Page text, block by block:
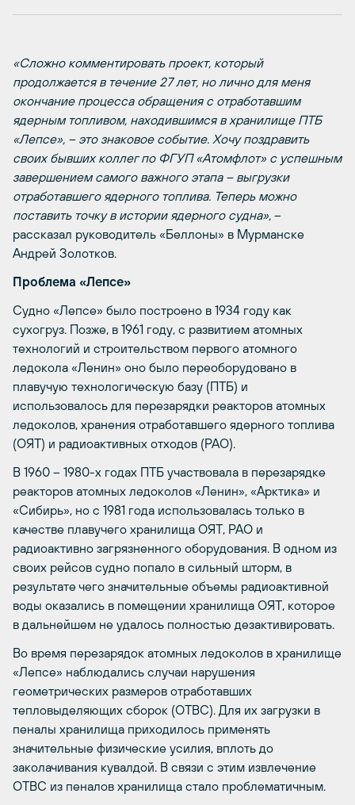
«Сложно комментировать проект, который
продолжается в течение 27 лет, но лично для меня
окончание процесса обращения с отработавшим
ядерным топливом, находившимся в хранилище ПТБ
«Лепсе», – это знаковое событие. Хочу поздравить
своих бывших коллег по ФГУП «Атомфлот» с успешным
завершением самого важного этапа – выгрузки
отработавшего ядерного топлива. Теперь можно
поставить точку в истории ядерного судна», –
рассказал руководитель «Беллоны» в Мурманске
Андрей Золотков.
Проблема «Лепсе»
Судно «Лепсе» было построено в 1934 году как
сухогруз. Позже, в 1961 году, с развитием атомных
технологий и строительством первого атомного
ледокола «Ленин» оно было переоборудовано в
плавучую технологическую базу (ПТБ) и
использовалось для перезарядки реакторов атомных
ледоколов, хранения отработавшего ядерного топлива
(ОЯТ) и радиоактивных отходов (РАО).
В 1960 – 1980-х годах ПТБ участвовала в перезарядке
реакторов атомных ледоколов «Ленин», «Арктика» и
«Сибирь», но с 1981 года использовалась только в
качестве плавучего хранилища ОЯТ, РАО и
радиоактивно загрязненного оборудования. В одном из
своих рейсов судно попало в сильный шторм, в
результате чего значительные объемы радиоактивной
воды оказались в помещении хранилища ОЯТ, которое
в дальнейшем не удалось полностью дезактивировать.
Во время перезарядок атомных ледоколов в хранилище
«Лепсе» наблюдались случаи нарушения
геометрических размеров отработавших
тепловыделяющих сборок (ОТВС). Для их загрузки в
пеналы хранилища приходилось применять
значительные физические усилия, вплоть до
заколачивания кувалдой. В связи с этим извлечение
ОТВС из пеналов хранилища стало проблематичным.